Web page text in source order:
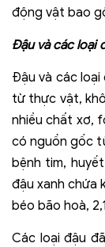
động vật bao
Đậu và các loại
Đậu và các
từ thực vật,
nhiều chất xơ,
có nguồn gốc
bệnh tim,
đậu xanh chứa
béo bão hoà,
Các loại đậu